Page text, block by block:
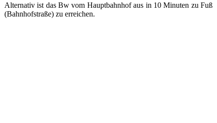
Alternativ ist das Bw vom Hauptbahnhof aus in 10 Minuten zu Fuß
(Bahnhofstraße) zu erreichen.